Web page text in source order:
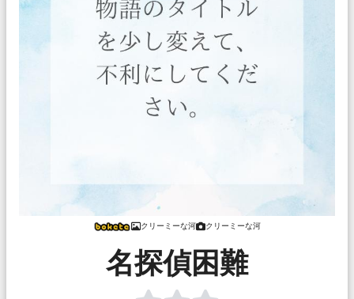
クリーミーな河 クリーミーな河
名探偵困難